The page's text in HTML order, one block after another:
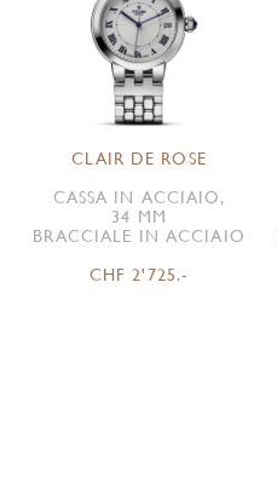
CLAIR DE ROSE
CASSA IN ACCIAIO,
34 MM
BRACCIALE IN ACCIAIO
CHF 2'725.-